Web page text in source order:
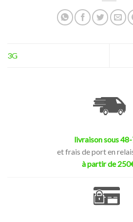
3G
livraison sous
et frais de port en
à partir de